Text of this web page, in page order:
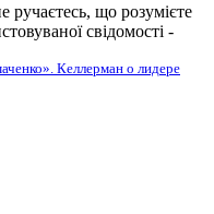
ручаєтесь, що розумієте
свідомості -
Келлерман о лидере